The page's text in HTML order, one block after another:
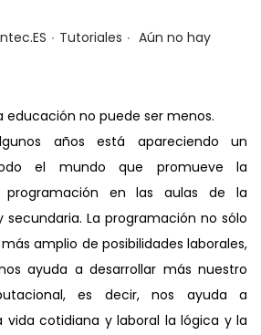
c
n
d
. P
l
i
c
a
d
o
e
n
Tutoriales . Aún no hay
educación no puede ser menos.
años está apareciendo un
el mundo que promueve la
en las aulas de la
La programación no sólo
amplio de posibilidades laborales,
ayuda a desarrollar más nuestro
es decir, nos ayuda a
vida cotidiana y laboral la lógica y la